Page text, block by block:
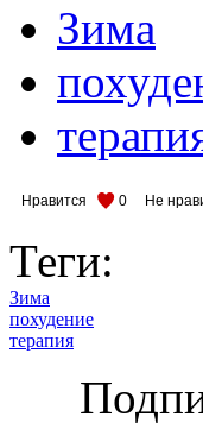
Зима
Нравится 0 Не
Теги:
Зима
похудение
терапия